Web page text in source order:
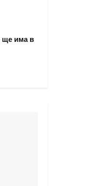
ще има в